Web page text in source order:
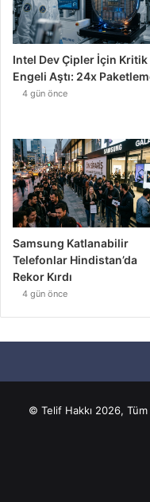
Intel Dev Çipler İçin Kritik
Engeli Aştı: 24x
4 gün önce
Samsung Katlanabilir
Telefonlar Hindistan’da
Rekor Kırdı
4 gün önce
© Telif Hakkı 2026, Tüm